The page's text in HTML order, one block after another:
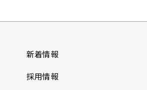
新着情報
採用情報